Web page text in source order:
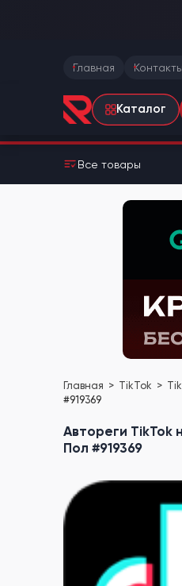
Главная Контакты
Каталог
Все товары
Главная TikTok
#919369
Автореги TikTok
Пол #919369